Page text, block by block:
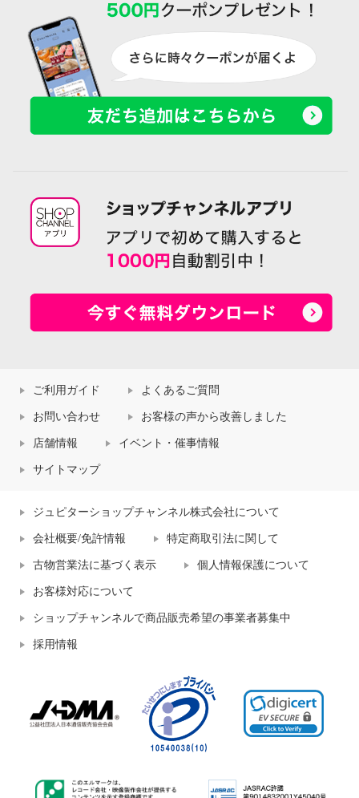
ご利用ガイド よくあるご質問
お問い合わせ お客様の声から改善しました
店舗情報 イベント・催事情報
サイトマップ
ジュピターショップチャンネル株式会社について
会社概要/免許情報 特定商取引法に関して
古物営業法に基づく表示 個人情報保護について
お客様対応について
ショップチャンネルで商品販売希望の事業者募集中
採用情報